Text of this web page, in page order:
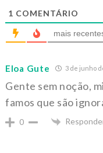
1 COMENTÁRIO
mais
Eloa Gute 3 de junho
Gente sem noção,
famos que são
0